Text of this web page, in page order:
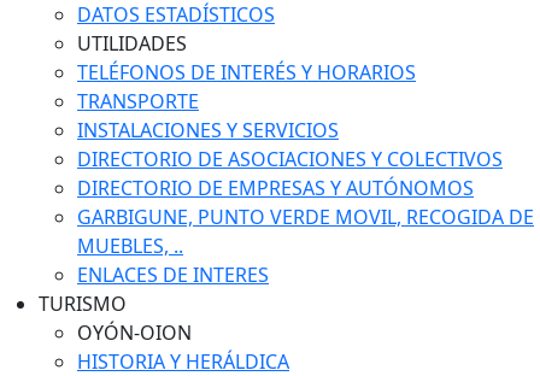
DATOS ESTADÍSTICOS
UTILIDADES
TELÉFONOS DE INTERÉS Y HORARIOS
TRANSPORTE
INSTALACIONES Y SERVICIOS
DIRECTORIO DE ASOCIACIONES Y COLECTIVOS
DIRECTORIO DE EMPRESAS Y AUTÓNOMOS
GARBIGUNE, PUNTO VERDE MOVIL, RECOGIDA DE
MUEBLES, ..
ENLACES DE INTERES
TURISMO
OYÓN-OION
HISTORIA Y HERÁLDICA